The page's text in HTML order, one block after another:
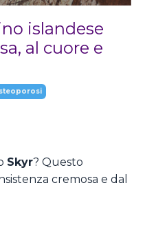
islandese
al cuore e
Skyr? Questo
cremosa e dal